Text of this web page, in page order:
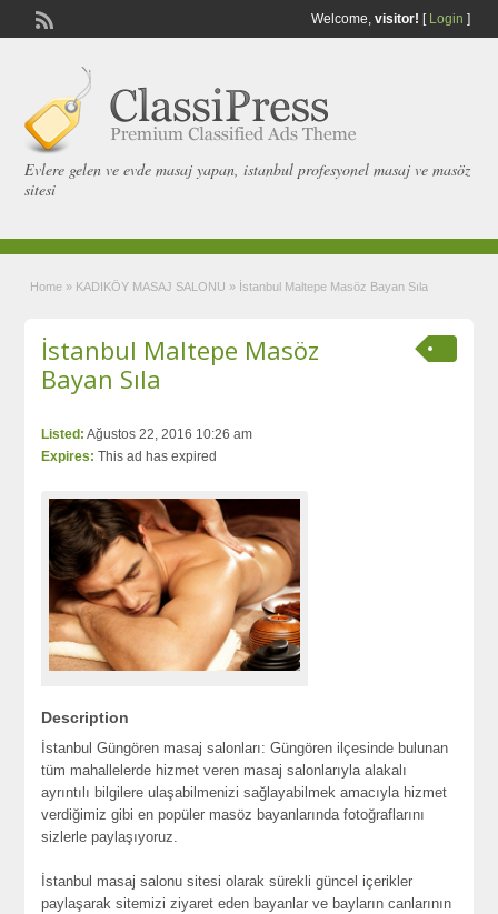
Welcome, visitor! [ Login ]
Evlere gelen ve evde masaj yapan, istanbul profesyonel masaj ve masöz
sitesi
Home » KADIKÖY MASAJ SALONU » İstanbul Maltepe Masöz Bayan Sıla
İstanbul Maltepe Masöz
Bayan Sıla
Listed: Ağustos 22, 2016 10:26 am
Expires: This ad has expired
Description
İstanbul Güngören masaj salonları: Güngören ilçesinde bulunan
tüm mahallelerde hizmet veren masaj salonlarıyla alakalı
ayrıntılı bilgilere ulaşabilmenizi sağlayabilmek amacıyla hizmet
verdiğimiz gibi en popüler masöz bayanlarında fotoğraflarını
sizlerle paylaşıyoruz.
İstanbul masaj salonu sitesi olarak sürekli güncel içerikler
paylaşarak sitemizi ziyaret eden bayanlar ve bayların canlarının